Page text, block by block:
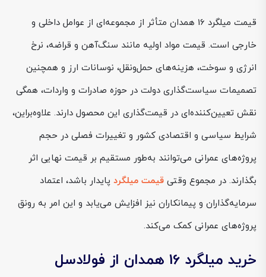
قیمت میلگرد 16 همدان متأثر از مجموعه‌ای از عوامل داخلی و
خارجی است. قیمت مواد اولیه مانند سنگ‌آهن و قراضه، نرخ
انرژی و سوخت، هزینه‌های حمل‌ونقل، نوسانات ارز و همچنین
تصمیمات سیاست‌گذاری دولت در حوزه صادرات و واردات، همگی
نقش تعیین‌کننده‌ای در قیمت‌گذاری این محصول دارند. علاوه‌براین،
شرایط سیاسی و اقتصادی کشور و تغییرات فصلی در حجم
پروژه‌های عمرانی می‌توانند به‌طور مستقیم بر قیمت نهایی اثر
بگذارند. در مجموع وقتی قیمت میلگرد پایدار باشد، اعتماد
سرمایه‌گذاران و پیمانکاران نیز افزایش می‌یابد و این امر به رونق
پروژه‌های عمرانی کمک می‌کند.
خرید میلگرد 16 همدان از فولادسل